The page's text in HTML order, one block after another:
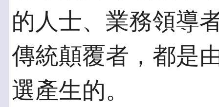
的人士、業務領導
傳統顛覆者，都是
選產生的。